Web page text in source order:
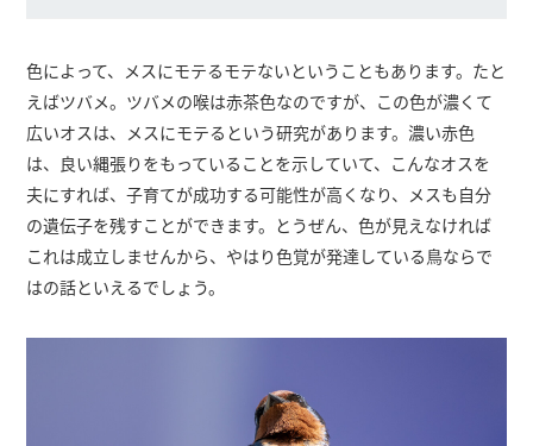
色によって、メスにモテるモテないということもあります。たと
えばツバメ。ツバメの喉は赤茶色なのですが、この色が濃くて
広いオスは、メスにモテるという研究があります。濃い赤色
は、良い縄張りをもっていることを示していて、こんなオスを
夫にすれば、子育てが成功する可能性が高くなり、メスも自分
の遺伝子を残すことができます。とうぜん、色が見えなければ
これは成立しませんから、やはり色覚が発達している鳥ならで
はの話といえるでしょう。